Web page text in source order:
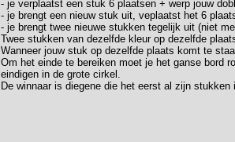
- je verplaatst een stuk 6 plaatsen + werp jouw
- je brengt een nieuw stuk uit, veplaatst het 6
- je brengt twee nieuwe stukken tegelijk uit (niet
Twee stukken van dezelfde kleur op dezelfde
Wanneer jouw stuk op dezelfde plaats komt te
Om het einde te bereiken moet je het ganse bord
eindigen in de grote cirkel.
De winnaar is diegene die het eerst al zijn